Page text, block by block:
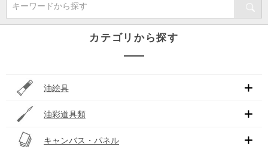
キーワードから探す
カテゴリから探す
油絵具
油彩道具類
キャンバス・パネル